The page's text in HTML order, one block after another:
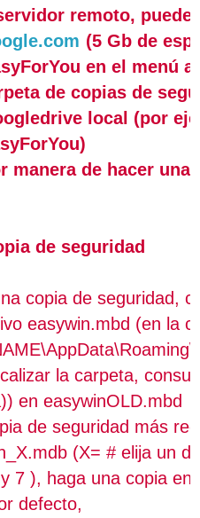
remoto, puede
(5 Gb de
en el menú
de copias de
local (por
manera de hacer una
de seguridad
copia de seguridad,
easywin.mbd (en la
la carpeta,
en easywinOLD.mbd
de seguridad más
(X= # elija un
7 ), haga una copia en
defecto,